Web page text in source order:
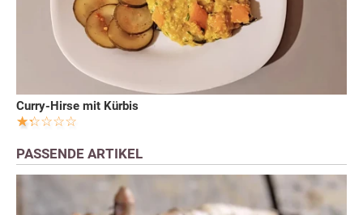
Curry-Hirse mit Kürbis
PASSENDE ARTIKEL